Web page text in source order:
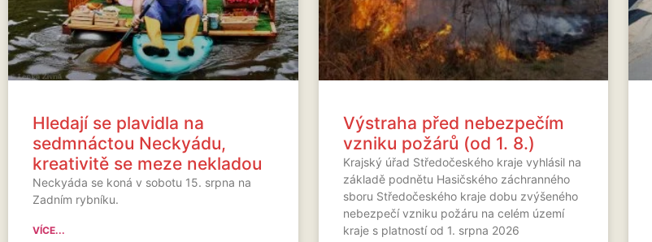
Hledají se plavidla na
sedmnáctou Neckyádu,
kreativitě se meze nekladou
Neckyáda se koná v sobotu 15. srpna na
Zadním rybníku.
VÍCE...
Výstraha před nebezpečím
vzniku požárů (od 1. 8.)
Krajský úřad Středočeského kraje vyhlásil na
základě podnětu Hasičského záchranného
sboru Středočeského kraje dobu zvýšeného
nebezpečí vzniku požáru na celém území
kraje s platností od 1. srpna 2026